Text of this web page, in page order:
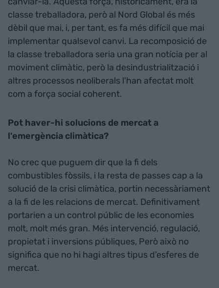
classe treballadora, però al Nord Global és més
dèbil que mai, i, per tant, es fa més difícil que mai
implementar qualsevol canvi. La recomposició de
la classe treballadora seria una gran notícia per al
moviment climàtic, però la desindustrialització i
altres processos neoliberals l'han afectat molt
com a força social coherent.
Pot haver-hi solucions de mercat a
l'emergència climàtica?
No crec que puguem dir que la fi dels
combustibles fòssils, i la resta de passes cap a la
solució de la crisi climàtica, portin necessàriament
a la fi de les relacions de mercat. Definitivament
portarien a un control públic de les economies
molt, molt més gran. Més intervenció, regulació,
propietat i inversions públiques, Però això no
significa que no hi hagi altres tipus d'esferes de
mercat.